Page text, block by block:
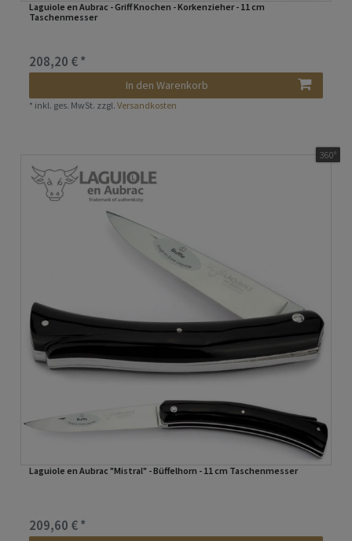
Laguiole en Aubrac - Griff Knochen - Korkenzieher - 11 cm
Taschenmesser
208,20 € *
In den Warenkorb
* inkl. ges. MwSt. zzgl.Versandkosten
Laguiole en Aubrac "Mistral" - Büffelhorn - 11 cm Taschenmesser
209,60 € *
360°